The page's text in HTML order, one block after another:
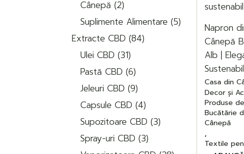
Napron
Cânepă
Alb |
Casa din
Decor și
Produse de
Bucătărie
Cânepă
Textile
Cânepă 2produse
Suplimente Alimentare 55
produse
Extracte CBD 8484
de
Ulei CBD 3131
de
produse
Pastă CBD 66
produse
Jeleuri CBD 99
produse
Capsule CBD 44
produse
Supozitoare CBD 33
produse
Spray-uri CBD 33
produse